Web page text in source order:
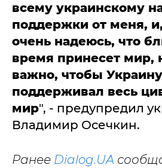
всему украинскому
поддержки от меня,
очень надеюсь, что
время принесет мир,
важно, чтобы Украину
поддерживал весь
мир", - предупредил
Владимир Осечкин.
Ранее Dialog.UA